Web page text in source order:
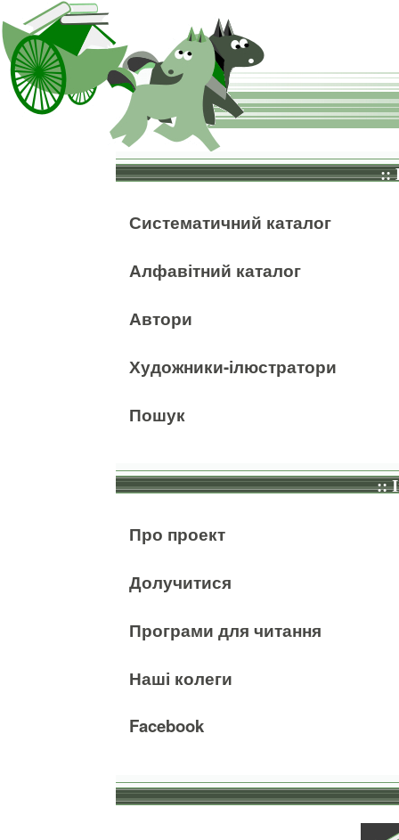
::
Систематичний каталог
Алфавітний каталог
Автори
Художники-ілюстратори
Пошук
::
Про проект
Долучитися
Програми для читання
Наші колеги
Facebook